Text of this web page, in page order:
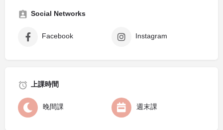
Social Networks
Facebook Instagram
上課時間
晚間課 週末課